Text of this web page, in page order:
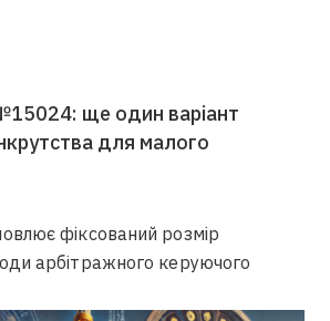
ще один варіант
для малого
фіксований розмір
арбітражного керуючого